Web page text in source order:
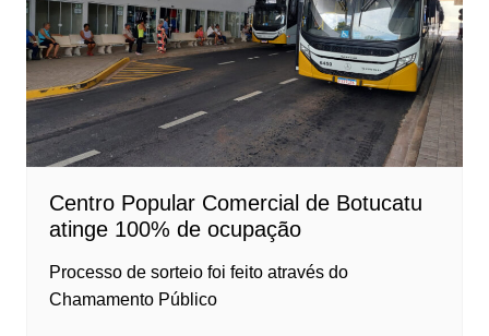
Centro Popular Comercial de Botucatu
atinge 100% de ocupação
Processo de sorteio foi feito através do
Chamamento Público